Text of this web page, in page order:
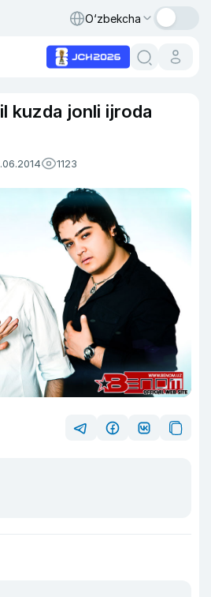
O‘zbekcha
kuzda jonli ijroda
1123